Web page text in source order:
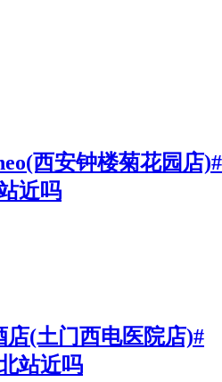
西安钟楼菊花园店)#
近吗
店(土门西电医院店)#
站近吗